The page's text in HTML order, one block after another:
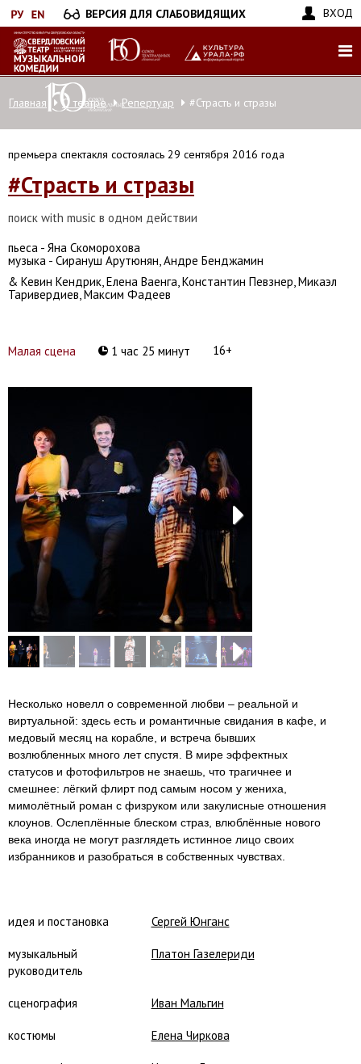
Перейти
к
основному
содержанию
ВЕРСИЯ ДЛЯ СЛАБОВИДЯЩИХ ВХОД
Главная О театре Репертуар #Страсть и стразы
премьера спектакля состоялась 29 сентября 2016 года
#Страсть и стразы
поиск with music в одном действии
пьеса - Яна Скоморохова
музыка - Сирануш Арутюнян, Андре Бенджамин
& Кевин Кендрик, Елена Ваенга, Константин Певзнер, Микаэл
Таривердиев, Максим Фадеев
Малая сцена 1 час 25 минут 16+
Next
Несколько новелл о современной любви – реальной и
виртуальной: здесь есть и романтичные свидания в кафе, и
медовый месяц на корабле, и встреча бывших
возлюбленных много лет спустя. В мире эффектных
статусов и фотофильтров не знаешь, что трагичнее и
смешнее: лёгкий флирт под самым носом у жениха,
мимолётный роман с физруком или закулисные отношения
клоунов. Ослеплённые блеском страз, влюблённые нового
века иногда не могут разглядеть истинное лицо своих
избранников и разобраться в собственных чувствах.
идея и постановка Сергей Юнганс
музыкальный
руководитель
Платон Газелериди
сценография Иван Мальгин
костюмы Елена Чиркова